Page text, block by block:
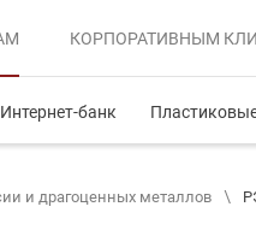
КОРПОРАТИВНЫМ
Интернет-банк
и драгоценных металлов